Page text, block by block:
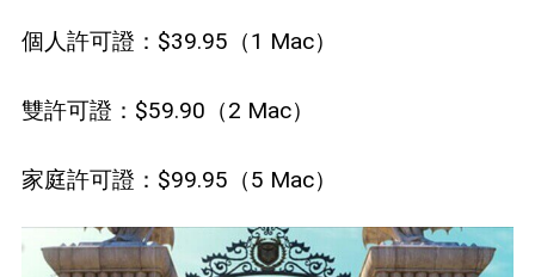
個人許可證：$39.95（1 Mac）
雙許可證：$59.90（2 Mac）
家庭許可證：$99.95（5 Mac）